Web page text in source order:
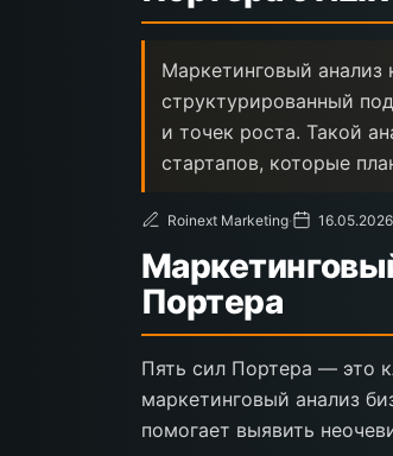
Маркетинговый
структурированный
и точек роста. Такой
стартапов, которые
Roinext Marketing· 16.05.2026
Портера
Пять сил Портера — это
маркетинговый анализ
помогает выявить